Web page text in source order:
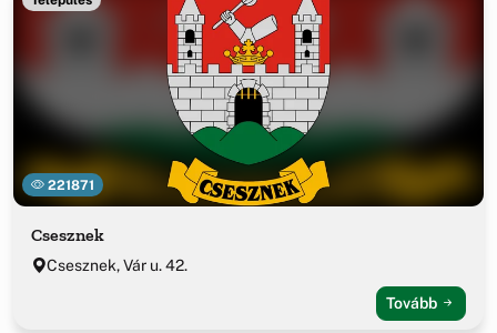
221871
Csesznek
Csesznek, Vár u. 42.
Tovább